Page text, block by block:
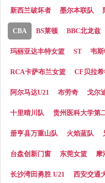
新西兰破坏者 墨尔本联队
CBA BS莱顿 BBC北龙兹
玛丽亚达丰特女篮 ST 韦
RCA卡萨布兰女篮 CF贝拉
阿尔马达U21 布劳奇 戈尔
十里晴川队 贵州医科大学第
册亨县万重山队 火焰蓝队
台盘创新门窗 东莞女篮 摩
长沙湾田勇胜 U21 西安交通